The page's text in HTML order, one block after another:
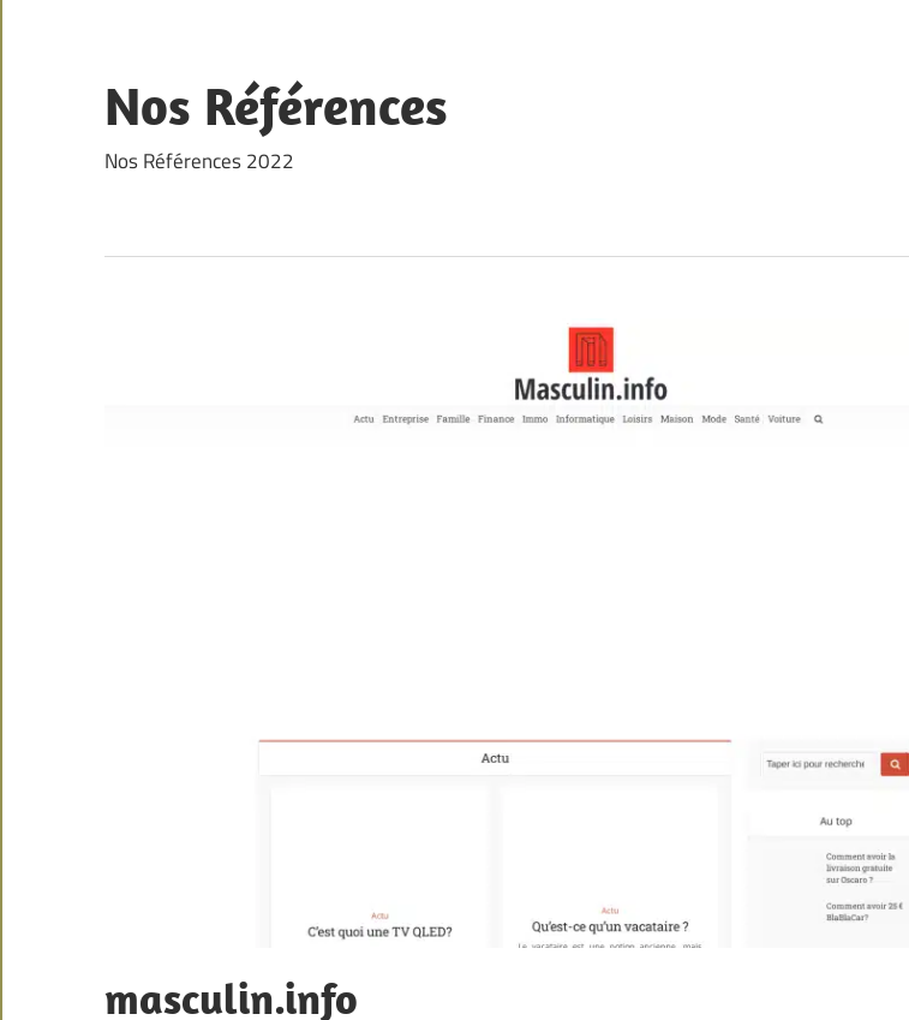
content
Nos Références
Nos Références 2022
masculin.info